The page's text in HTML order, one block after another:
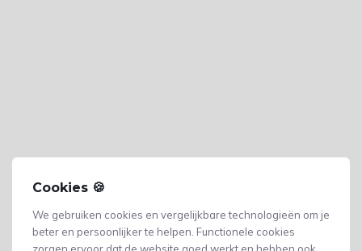
Cookies 🍪
We gebruiken cookies en vergelijkbare technologieën om je
beter en persoonlijker te helpen. Functionele cookies
zorgen ervoor dat de website goed werkt en hebben ook